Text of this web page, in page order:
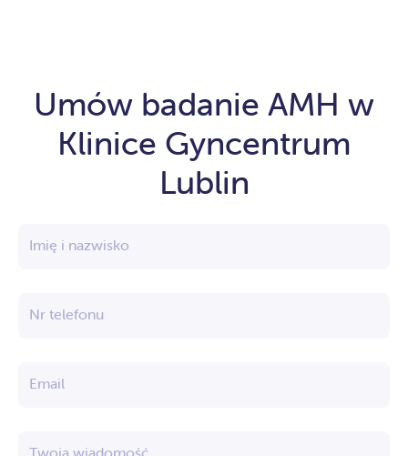
Umów badanie AMH w
Klinice Gyncentrum
Lublin
Imię i nazwisko
Nr telefonu
Email
Twoja wiadomość